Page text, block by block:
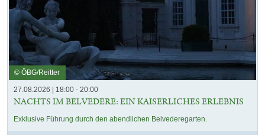
© ÖBG/Reitter
27.08.2026 | 18:00 - 20:00
NACHTS IM BELVEDERE: EIN KAISERLICHES ERLEBNIS
Exklusive Führung durch den abendlichen Belvederegarten.